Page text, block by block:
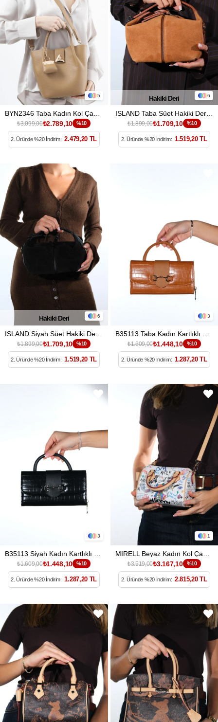
5
BYN2346 Taba Kadın Kol Çantası
₺3.099,00₺2.789,10 %10
2. Üründe %20 İndirim: 2.479,20 TL
6
ISLAND Taba Süet Hakiki Deri Kadın Kol Çantası
₺1.899,00₺1.709,10 %10
2. Üründe %20 İndirim: 1.519,20 TL
Hakiki Deri
6
₺1.899,00₺1.709,10 %10
2. Üründe %20 İndirim: 1.519,20 TL
Hakiki Deri 3
₺1.609,00₺1.448,10 %10
2. Üründe %20 İndirim: 1.287,20 TL
3
₺1.609,00₺1.448,10 %10
2. Üründe %20 İndirim: 1.287,20 TL
1
₺3.519,00₺3.167,10 %10
2. Üründe %20 İndirim: 2.815,20 TL